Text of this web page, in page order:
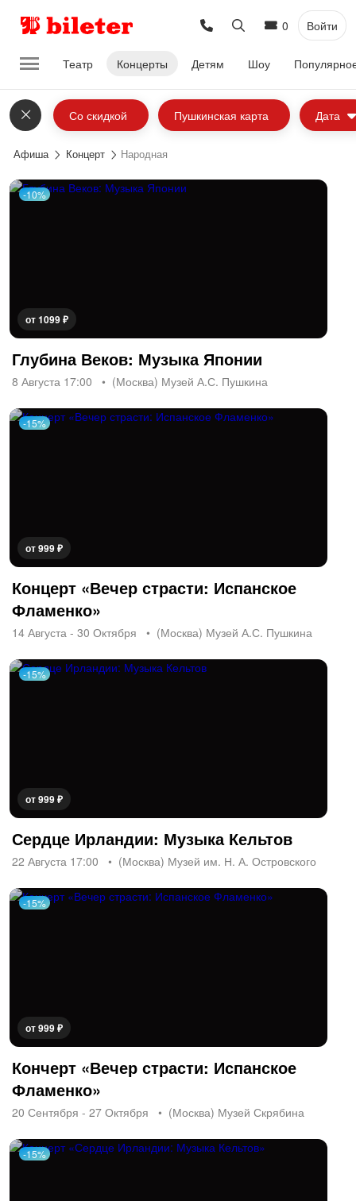
0 Войти
Театр Концерты Детям Шоу
Со скидкой Пушкинская карта Дата
Афиша Концерт Народная
-10%
от 1099 ₽
Глубина Веков: Музыка Японии
8 Августа 17:00 (Москва) Музей А.С. Пушкина
-15%
от 999 ₽
Концерт «Вечер страсти: Испанское
Фламенко»
14 Августа - 30 Октября (Москва) Музей А.С. Пушкина
-15%
от 999 ₽
Сердце Ирландии: Музыка Кельтов
22 Августа 17:00 (Москва) Музей им. Н. А. Островского
-15%
от 999 ₽
Кончерт «Вечер страсти: Испанское
Фламенко»
20 Сентября - 27 Октября (Москва) Музей Скрябина
-15%